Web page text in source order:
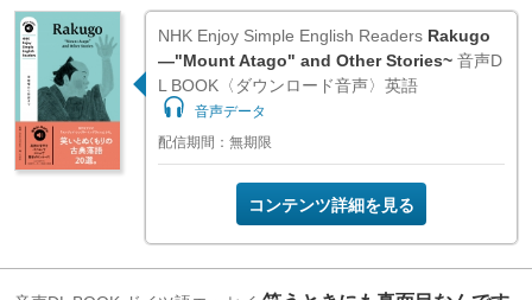
NHK Enjoy Simple English Readers Rakugo
―"Mount Atago" and Other Stories~ 音声D
L BOOK〈ダウンロード音声〉英語
音声データ
配信期間：無期限
コンテンツ詳細を見る